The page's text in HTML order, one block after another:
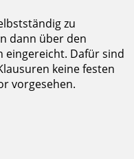
zu
dann über den
eingereicht. Dafür sind
keine festen
vorgesehen.